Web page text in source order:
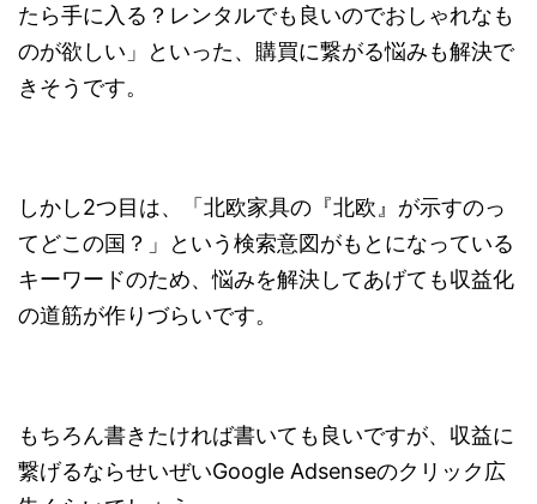
たら手に入る？レンタルでも良いのでおしゃれなも
のが欲しい」といった、購買に繋がる悩みも解決で
きそうです。
しかし2つ目は、「北欧家具の『北欧』が示すのっ
てどこの国？」という検索意図がもとになっている
キーワードのため、悩みを解決してあげても収益化
の道筋が作りづらいです。
もちろん書きたければ書いても良いですが、収益に
繋げるならせいぜいGoogle Adsenseのクリック広